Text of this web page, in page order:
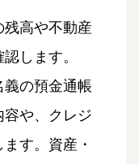
高や不動産
します。
の預金通帳
や、クレジ
す。資産・